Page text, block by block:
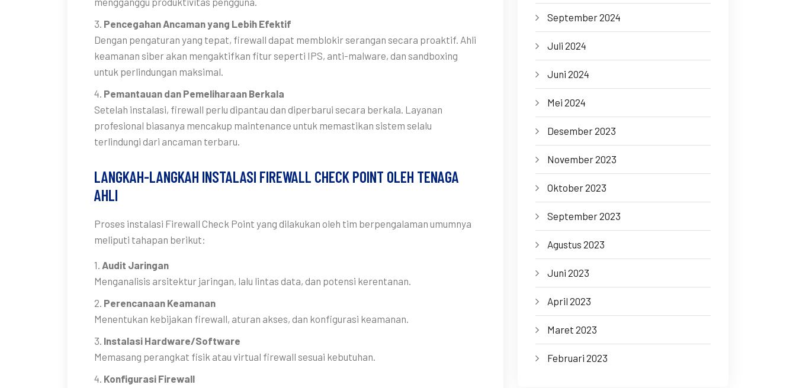
3. Pencegahan Ancaman yang Lebih Efektif
Dengan pengaturan yang tepat, firewall dapat memblokir serangan secara proaktif. Ahli
keamanan siber akan mengaktifkan fitur seperti IPS, anti-malware, dan sandboxing
untuk perlindungan maksimal.
4. Pemantauan dan Pemeliharaan Berkala
Setelah instalasi, firewall perlu dipantau dan diperbarui secara berkala. Layanan
profesional biasanya mencakup maintenance untuk memastikan sistem selalu
terlindungi dari ancaman terbaru.
LANGKAH-LANGKAH INSTALASI FIREWALL CHECK POINT OLEH TENAGA
AHLI
Proses instalasi Firewall Check Point yang dilakukan oleh tim berpengalaman umumnya
meliputi tahapan berikut:
1. Audit Jaringan
Menganalisis arsitektur jaringan, lalu lintas data, dan potensi kerentanan.
2. Perencanaan Keamanan
Menentukan kebijakan firewall, aturan akses, dan konfigurasi keamanan.
3. Instalasi Hardware/Software
Memasang perangkat fisik atau virtual firewall sesuai kebutuhan.
4. Konfigurasi Firewall
September 2024
Juli 2024
Juni 2024
Mei 2024
Desember 2023
November 2023
Oktober 2023
September 2023
Agustus 2023
Juni 2023
April 2023
Maret 2023
Februari 2023